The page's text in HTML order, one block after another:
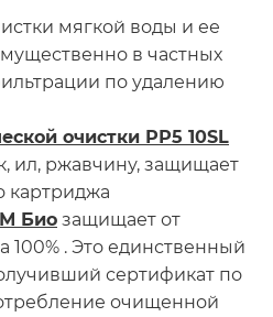
мягкой воды и ее
в частных
по удалению
очистки РР5 10SL
ил, ржавчину, защищает
картриджа
Био защищает от
100% . Это единственный
сертификат по
очищенной